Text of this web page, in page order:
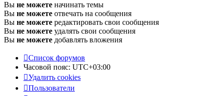
Вы не можете начинать темы
Вы не можете отвечать на сообщения
Вы не можете редактировать свои сообщения
Вы не можете удалять свои сообщения
Вы не можете добавлять вложения
Список форумов
Часовой пояс: UTC+03:00
Удалить cookies
Пользователи